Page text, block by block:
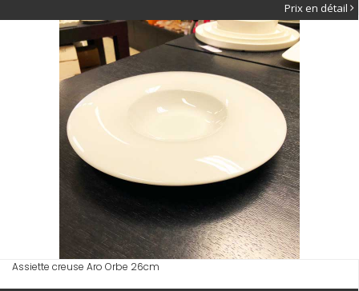
Prix en détail
Assiette creuse Aro Orbe 26cm